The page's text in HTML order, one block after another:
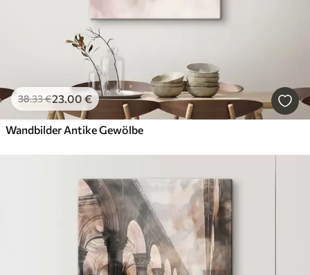
38.33€23.00 €
Wandbilder Antike Gewölbe